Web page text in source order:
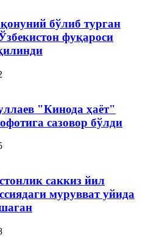
бўлиб турган
фуқароси
"Кинода ҳаёт"
сазовор бўлди
саккиз йил
мурувват уйида